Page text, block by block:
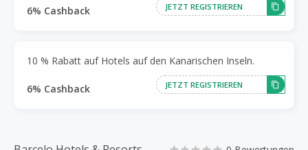
6% Cashback JETZT REGISTRIEREN
10 % Rabatt auf Hotels auf den Kanarischen Inseln.
6% Cashback JETZT REGISTRIEREN